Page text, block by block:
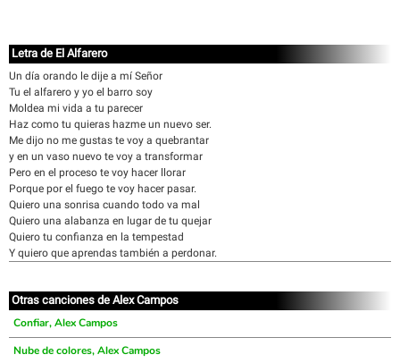
Letra de El Alfarero
Un día orando le dije a mí Señor
Tu el alfarero y yo el barro soy
Moldea mi vida a tu parecer
Haz como tu quieras hazme un nuevo ser.
Me dijo no me gustas te voy a quebrantar
y en un vaso nuevo te voy a transformar
Pero en el proceso te voy hacer llorar
Porque por el fuego te voy hacer pasar.
Quiero una sonrisa cuando todo va mal
Quiero una alabanza en lugar de tu quejar
Quiero tu confianza en la tempestad
Y quiero que aprendas también a perdonar.
Otras canciones de Alex Campos
Confiar, Alex Campos
Nube de colores, Alex Campos